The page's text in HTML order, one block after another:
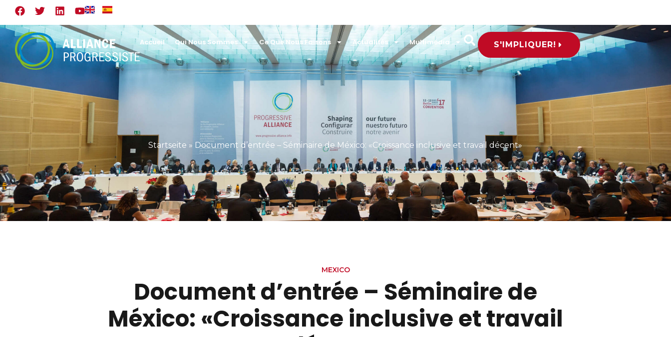
Accueil Qui Nous Sommes Ce Que Nous Faisons Actualités Multimédia S'IMPLIQUER!
Startseite » Document d’entrée – Séminaire de México: «Croissance inclusive et travail décent»
MEXICO
Document d’entrée – Séminaire de
México: «Croissance inclusive et travail